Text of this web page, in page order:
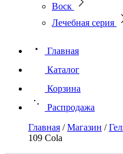
Воск
Лечебная серия
Главная
Каталог
Корзина
Распродажа
Главная /Магазин /
109 Cola